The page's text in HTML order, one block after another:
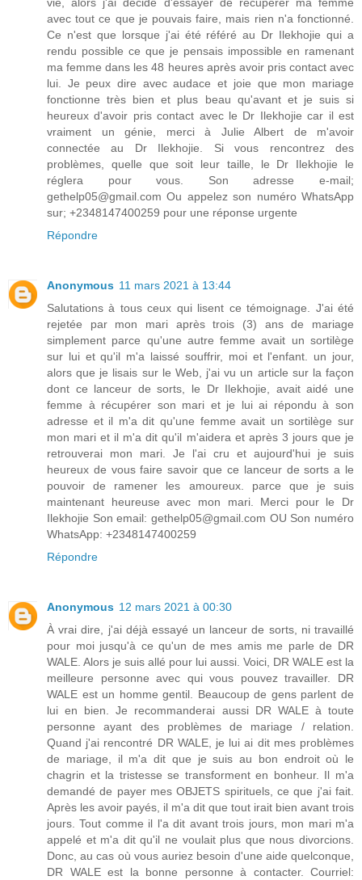
avec tout ce que je pouvais faire, mais rien n'a fonctionné.
Ce n'est que lorsque j'ai été référé au Dr Ilekhojie qui a
rendu possible ce que je pensais impossible en ramenant
ma femme dans les 48 heures après avoir pris contact avec
lui. Je peux dire avec audace et joie que mon mariage
fonctionne très bien et plus beau qu'avant et je suis si
heureux d'avoir pris contact avec le Dr Ilekhojie car il est
vraiment un génie, merci à Julie Albert de m'avoir
connectée au Dr Ilekhojie. Si vous rencontrez des
problèmes, quelle que soit leur taille, le Dr Ilekhojie le
réglera pour vous. Son adresse e-mail;
gethelp05@gmail.com Ou appelez son numéro WhatsApp
sur; +2348147400259 pour une réponse urgente
Répondre
Anonymous 11 mars 2021 à 13:44
Salutations à tous ceux qui lisent ce témoignage. J'ai été
rejetée par mon mari après trois (3) ans de mariage
simplement parce qu'une autre femme avait un sortilège
sur lui et qu'il m'a laissé souffrir, moi et l'enfant. un jour,
alors que je lisais sur le Web, j'ai vu un article sur la façon
dont ce lanceur de sorts, le Dr Ilekhojie, avait aidé une
femme à récupérer son mari et je lui ai répondu à son
adresse et il m'a dit qu'une femme avait un sortilège sur
mon mari et il m'a dit qu'il m'aidera et après 3 jours que je
retrouverai mon mari. Je l'ai cru et aujourd'hui je suis
heureux de vous faire savoir que ce lanceur de sorts a le
pouvoir de ramener les amoureux. parce que je suis
maintenant heureuse avec mon mari. Merci pour le Dr
Ilekhojie Son email: gethelp05@gmail.com OU Son numéro
WhatsApp: +2348147400259
Répondre
Anonymous 12 mars 2021 à 00:30
À vrai dire, j'ai déjà essayé un lanceur de sorts, ni travaillé
pour moi jusqu'à ce qu'un de mes amis me parle de DR
WALE. Alors je suis allé pour lui aussi. Voici, DR WALE est la
meilleure personne avec qui vous pouvez travailler. DR
WALE est un homme gentil. Beaucoup de gens parlent de
lui en bien. Je recommanderai aussi DR WALE à toute
personne ayant des problèmes de mariage / relation.
Quand j'ai rencontré DR WALE, je lui ai dit mes problèmes
de mariage, il m'a dit que je suis au bon endroit où le
chagrin et la tristesse se transforment en bonheur. Il m'a
demandé de payer mes OBJETS spirituels, ce que j'ai fait.
Après les avoir payés, il m'a dit que tout irait bien avant trois
jours. Tout comme il l'a dit avant trois jours, mon mari m'a
appelé et m'a dit qu'il ne voulait plus que nous divorcions.
Donc, au cas où vous auriez besoin d'une aide quelconque,
DR WALE est la bonne personne à contacter. Courriel: